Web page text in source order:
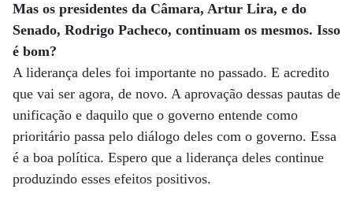
Mas os presidentes da Câmara, Artur Lira, e do
Senado, Rodrigo Pacheco, continuam os mesmos. Isso
é bom?
A liderança deles foi importante no passado. E acredito
que vai ser agora, de novo. A aprovação dessas pautas de
unificação e daquilo que o governo entende como
prioritário passa pelo diálogo deles com o governo. Essa
é a boa política. Espero que a liderança deles continue
produzindo esses efeitos positivos.